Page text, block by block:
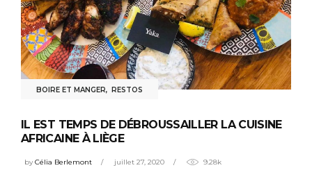
BOIRE ET MANGER, RESTOS
IL EST TEMPS DE DÉBROUSSAILLER LA CUISINE
AFRICAINE À LIÈGE
byCélia Berlemont juillet 27, 2020 9.28k